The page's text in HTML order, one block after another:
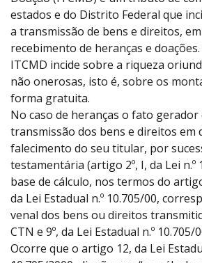
estados e do Distrito Federal que
a transmissão de bens e direitos,
recebimento de heranças e
ITCMD incide sobre a riqueza
não onerosas, isto é, sobre os
forma gratuita.
No caso de heranças o fato gerador
transmissão dos bens e direitos em
falecimento do seu titular, por
testamentária (artigo 2º, I, da Lei n.º
base de cálculo, nos termos do
da Lei Estadual n.º 10.705/00,
venal dos bens ou direitos
CTN e 9º, da Lei Estadual n.º 10.705/
Ocorre que o artigo 12, da Lei